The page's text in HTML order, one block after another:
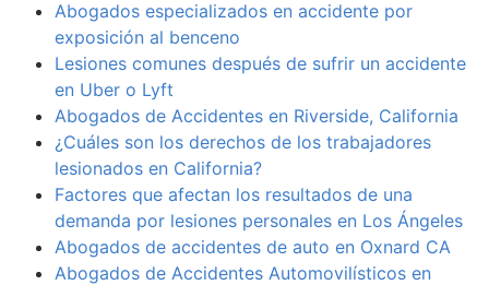
Abogados especializados en accidente por
exposición al benceno
Lesiones comunes después de sufrir un accidente
en Uber o Lyft
Abogados de Accidentes en Riverside, California
¿Cuáles son los derechos de los trabajadores
lesionados en California?
Factores que afectan los resultados de una
demanda por lesiones personales en Los Ángeles
Abogados de accidentes de auto en Oxnard CA
Abogados de Accidentes Automovilísticos en